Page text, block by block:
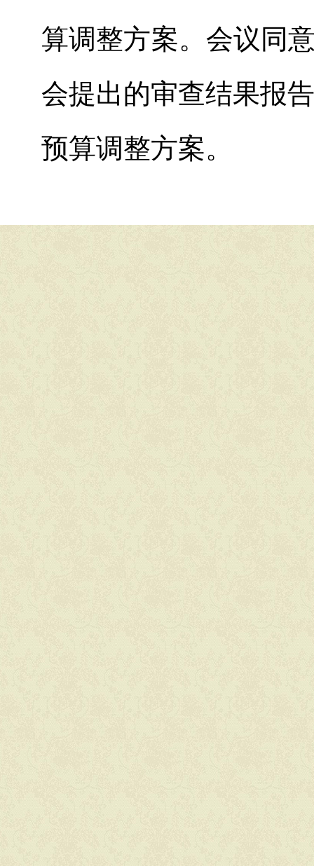
算调整方案。 会议同
会提出的审查结果报
预算调整方案。